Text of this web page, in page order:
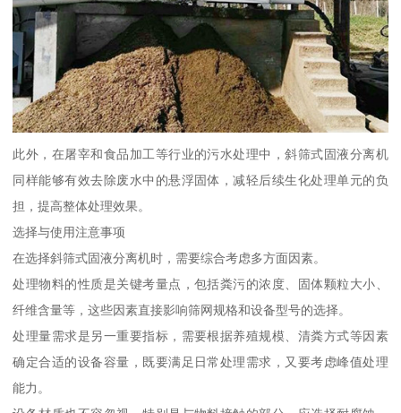
此外，在屠宰和食品加工等行业的污水处理中，斜筛式固液分离机
同样能够有效去除废水中的悬浮固体，减轻后续生化处理单元的负
担，提高整体处理效果。
选择与使用注意事项
在选择斜筛式固液分离机时，需要综合考虑多方面因素。
处理物料的性质是关键考量点，包括粪污的浓度、固体颗粒大小、
纤维含量等，这些因素直接影响筛网规格和设备型号的选择。
处理量需求是另一重要指标，需要根据养殖规模、清粪方式等因素
确定合适的设备容量，既要满足日常处理需求，又要考虑峰值处理
能力。